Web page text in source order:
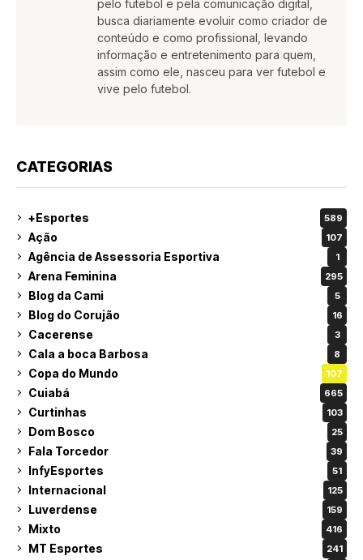
pelo futebol e pela comunicação digital,
busca diariamente evoluir como criador de
conteúdo e como profissional, levando
informação e entretenimento para quem,
assim como ele, nasceu para ver futebol e
vive pelo futebol.
CATEGORIAS
+Esportes 589
Ação 107
Agência de Assessoria Esportiva 1
Arena Feminina 295
Blog da Cami 5
Blog do Corujão 16
Cacerense 3
Cala a boca Barbosa 8
Copa do Mundo 107
Cuiabá 665
Curtinhas 103
Dom Bosco 25
Fala Torcedor 39
InfyEsportes 51
Internacional 125
Luverdense 159
Mixto 416
MT Esportes 241